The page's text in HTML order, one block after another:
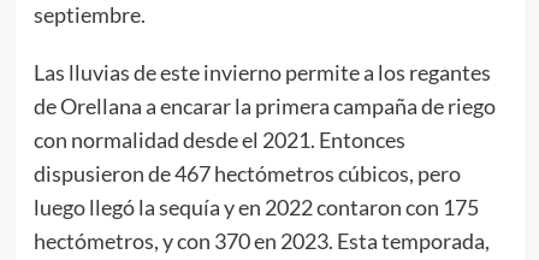
septiembre.
Las lluvias de este invierno permite a los regantes
de Orellana a encarar la primera campaña de riego
con normalidad desde el 2021. Entonces
dispusieron de 467 hectómetros cúbicos, pero
luego llegó la sequía y en 2022 contaron con 175
hectómetros, y con 370 en 2023. Esta temporada,